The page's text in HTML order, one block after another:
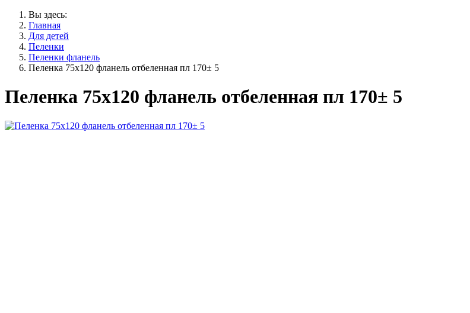
Вы здесь:
Главная
Для детей
Пеленки
Пеленки фланель
Пеленка 75х120 фланель отбеленная пл 170± 5
Пеленка 75х120 фланель отбеленная пл 170± 5